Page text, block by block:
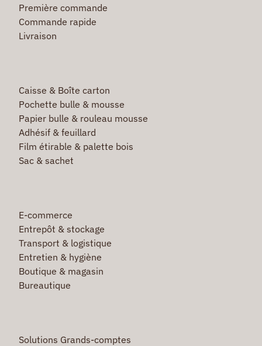
Première commande
Commande rapide
Livraison
Caisse & Boîte carton
Pochette bulle & mousse
Papier bulle & rouleau mousse
Adhésif & feuillard
Film étirable & palette bois
Sac & sachet
E-commerce
Entrepôt & stockage
Transport & logistique
Entretien & hygiène
Boutique & magasin
Bureautique
Solutions Grands-comptes